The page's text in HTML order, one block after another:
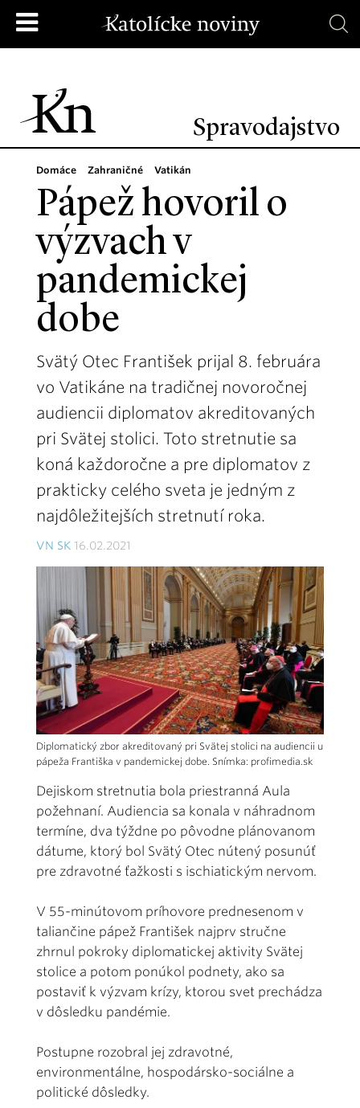
Spravodajstvo
Domáce Zahraničné Vatikán
Pápež hovoril o
výzvach v
pandemickej
dobe
Svätý Otec František prijal 8. februára
vo Vatikáne na tradičnej novoročnej
audiencii diplomatov akreditovaných
pri Svätej stolici. Toto stretnutie sa
koná každoročne a pre diplomatov z
prakticky celého sveta je jedným z
najdôležitejších stretnutí roka.
VN SK 16.02.2021
Diplomatický zbor akreditovaný pri Svätej stolici na audiencii u
pápeža Františka v pandemickej dobe. Snímka: profimedia.sk
Dejiskom stretnutia bola priestranná Aula
požehnaní. Audiencia sa konala v náhradnom
termíne, dva týždne po pôvodne plánovanom
dátume, ktorý bol Svätý Otec nútený posunúť
pre zdravotné ťažkosti s ischiatickým nervom.
V 55-minútovom príhovore prednesenom v
taliančine pápež František najprv stručne
zhrnul pokroky diplomatickej aktivity Svätej
stolice a potom ponúkol podnety, ako sa
postaviť k výzvam krízy, ktorou svet prechádza
v dôsledku pandémie.
Postupne rozobral jej zdravotné,
environmentálne, hospodársko-sociálne a
politické dôsledky.